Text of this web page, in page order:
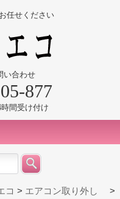
任せください
い合わせ
877
間受け付け
コ > エアコン取り外し
>